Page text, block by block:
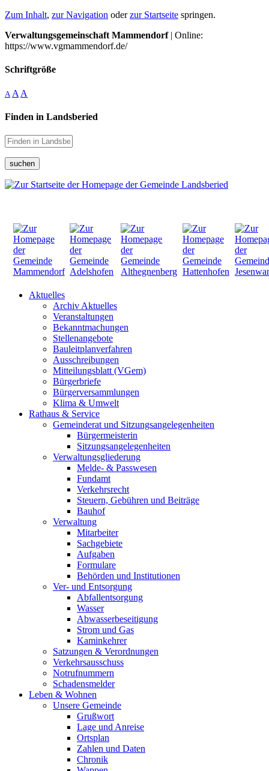
Zum Inhalt, zur Navigation oderzur Startseite springen.
Verwaltungsgemeinschaft Mammendorf| Online:
https://www.vgmammendorf.de/
Schriftgröße
A A A
Finden in Landsberied
suchen
Aktuelles
Archiv Aktuelles
Veranstaltungen
Bekanntmachungen
Stellenangebote
Bauleitplanverfahren
Ausschreibungen
Mitteilungsblatt (VGem)
Bürgerbriefe
Bürgerversammlungen
Klima & Umwelt
Rathaus & Service
Gemeinderat und Sitzungsangelegenheiten
Bürgermeisterin
Sitzungsangelegenheiten
Verwaltungsgliederung
Melde- & Passwesen
Fundamt
Verkehrsrecht
Steuern, Gebühren und Beiträge
Bauhof
Verwaltung
Mitarbeiter
Sachgebiete
Aufgaben
Formulare
Behörden und Institutionen
Ver- und Entsorgung
Abfallentsorgung
Wasser
Abwasserbeseitigung
Strom und Gas
Kaminkehrer
Satzungen & Verordnungen
Verkehrsausschuss
Notrufnummern
Schadensmelder
Leben & Wohnen
Unsere Gemeinde
Grußwort
Lage und Anreise
Ortsplan
Zahlen und Daten
Chronik